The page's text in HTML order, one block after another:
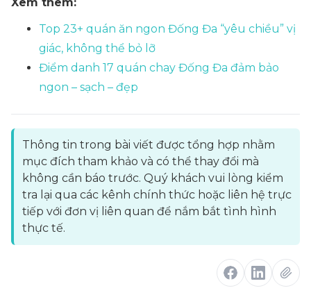
Top 23+ quán ăn ngon Đống Đa “yêu chiều” vị
giác, không thể bỏ lỡ
Điểm danh 17 quán chay Đống Đa đảm bảo
ngon – sạch – đẹp
Thông tin trong bài viết được tổng hợp nhằm
mục đích tham khảo và có thể thay đổi mà
không cần báo trước. Quý khách vui lòng kiểm
tra lại qua các kênh chính thức hoặc liên hệ trực
tiếp với đơn vị liên quan để nắm bắt tình hình
thực tế.